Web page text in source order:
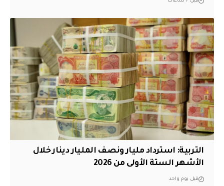
التربية: استرداد مليار ونصف المليار دينار خلال
الأشهر الستة الأولى من 2026
قبل يوم واحد